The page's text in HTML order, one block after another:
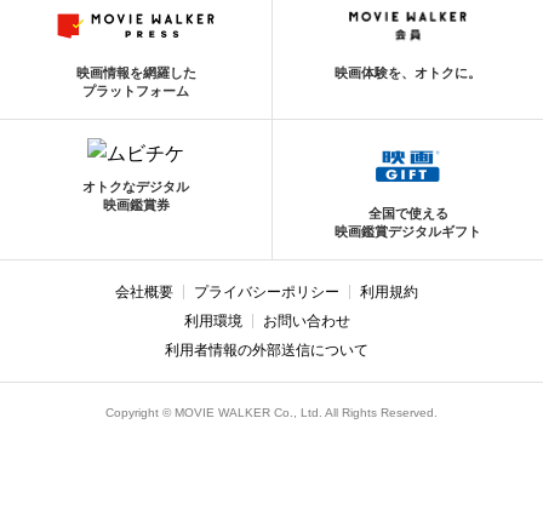
映画情報を網羅した
プラットフォーム
映画体験を、オトクに。
オトクなデジタル
映画鑑賞券
全国で使える
映画鑑賞デジタルギフト
会社概要 プライバシーポリシー
利用規約
利用環境
お問い合わせ
利用者情報の外部送信について
Copyright © MOVIE WALKER Co., Ltd. All Rights Reserved.